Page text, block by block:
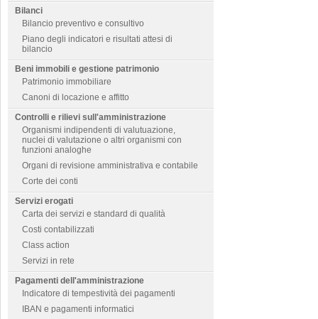
Bilanci
Bilancio preventivo e consultivo
Piano degli indicatori e risultati attesi di
bilancio
Beni immobili e gestione patrimonio
Patrimonio immobiliare
Canoni di locazione e affitto
Controlli e rilievi sull'amministrazione
Organismi indipendenti di valutuazione,
nuclei di valutazione o altri organismi con
funzioni analoghe
Organi di revisione amministrativa e contabile
Corte dei conti
Servizi erogati
Carta dei servizi e standard di qualità
Costi contabilizzati
Class action
Servizi in rete
Pagamenti dell'amministrazione
Indicatore di tempestività dei pagamenti
IBAN e pagamenti informatici